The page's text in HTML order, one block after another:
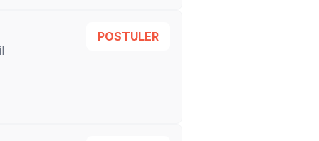
POSTULER